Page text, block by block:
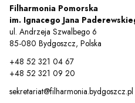
Filharmonia Pomorska
im. Ignacego Jana
ul. Andrzeja Szwalbego 6
85-080 Bydgoszcz, Polska
+48 52 321 04 67
+48 52 321 09 20
sekretariat@filharmonia.bydgoszcz.pl